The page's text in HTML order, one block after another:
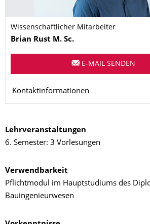
Wissenschaftlicher Mitarbeiter
Name
Brian Rust M. Sc.
E-MAIL SENDEN
Kontaktinformationen
Lehrveranstaltungen
6. Semester: 3 Vorlesungen
Verwendbarkeit
Pflichtmodul im Hauptstudiums des
Bauingenieurwesen